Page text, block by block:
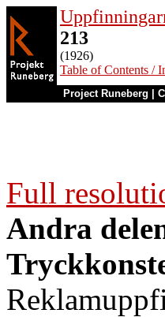
213
(1926)
Table of Contents /
Project Runeberg
Full
Andra